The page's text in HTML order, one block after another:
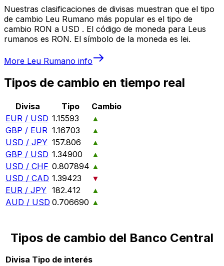
Nuestras clasificaciones de divisas muestran que el tipo
de cambio Leu Rumano más popular es el tipo de
cambio RON a USD . El código de moneda para Leus
rumanos es RON. El símbolo de la moneda es lei.
More Leu Rumano info
Tipos de cambio en tiempo real
Divisa Tipo
Cambio
EUR / USD 1.15593
▲
GBP / EUR 1.16703
▲
USD / JPY 157.806
▲
GBP / USD 1.34900
▲
USD / CHF 0.807894 ▲
USD / CAD 1.39423
▼
EUR / JPY 182.412
▲
AUD / USD 0.706690 ▲
Tipos de cambio del Banco Central
Divisa Tipo de interés